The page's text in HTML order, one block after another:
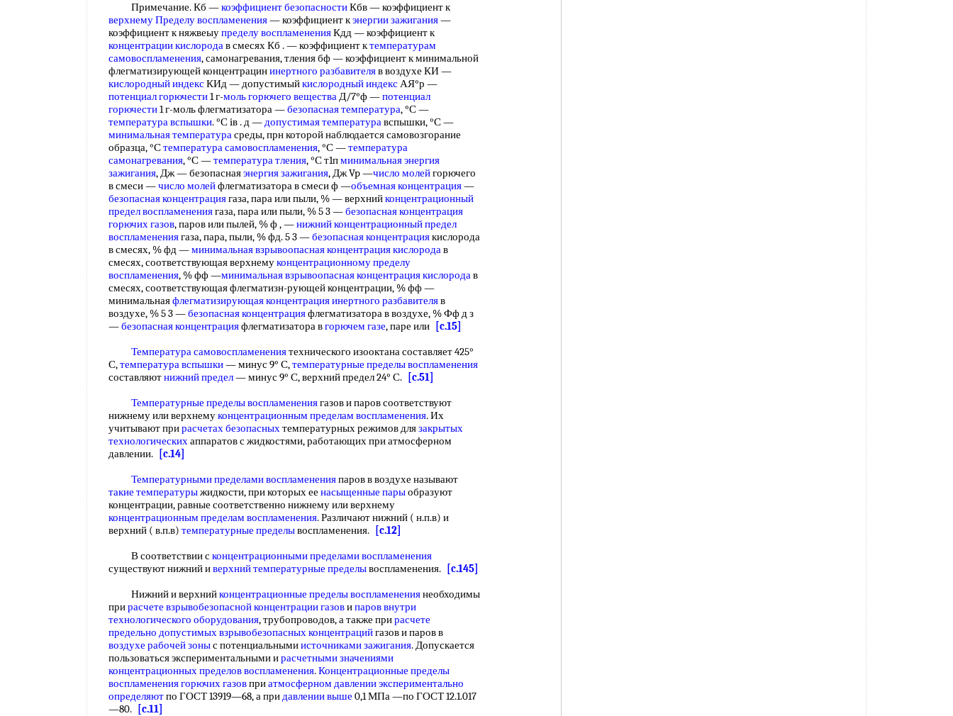
Примечание. Кб —коэффициент безопасностиКбв — коэффициент к
верхнему Пределу воспламенения— коэффициент кэнергии зажигания—
коэффициент к няжвеыупределу воспламененияКдд — коэффициент к
концентрации кислородав смесях Кб . — коэффициент ктемпературам
самовоспламенения, самонагревания, тления бф — коэффициент к минимальной
флегматизирующей концентрацининертного разбавителяв воздухе КИ —
кислородный индексКИд — допустимыйкислородный индексАЯ°р —
потенциал горючести1 г-моль горючего веществаД/7°ф —потенциал
горючести1 г-моль флегматизатора —безопасная температура, °С —
температура вспышки. °С iв . д —допустимая температуравспышки, °С —
минимальная температурасреды, прн которой наблюдается самовозгорание
образца, °Стемпература самовоспламенения, °С —температура
самонагревания, °С —температура тления, °С т1пминимальная энергия
зажигания, Дж — безопаснаяэнергия зажигания, Дж Vp —число молейгорючего
в смеси —число молейфлегматизатора в смеси ф —объемная концентрация—
безопасная концентрациягаза, пара или пыли, % — верхнийконцентрационный
предел воспламенениягаза, пара или пыли, % 5 3 —безопасная концентрация
горючих газов, паров или пылей, % ф , —нижний концентрационный предел
воспламенениягаза, пара, пыли, % фд. 5 3 —безопасная концентрациякислорода
в смесях, % фд —минимальная взрывоопаснаяконцентрация кислородав
смесях, соответствующая верхнемуконцентрационному пределу
воспламенения, % фф —минимальная взрывоопаснаяконцентрация кислородав
смесях, соответствующая флегматизн-рующей концентрации, % фф —
минимальнаяфлегматизирующая концентрацияинертного разбавителяв
воздухе, % 5 3 —безопасная концентрацияфлегматизатора в воздухе, % Фф д з
—безопасная концентрацияфлегматизатора вгорючем газе, паре или
[c.15]
Температура самовоспламенениятехнического изооктана составляет 425°
С,температура вспышки— минус 9° С,температурные пределы воспламенения
составляютнижний предел— минус 9° С, верхний предел 24° С.
[c.51]
Температурные пределы воспламенениягазов и паров соответствуют
нижнему или верхнемуконцентрационным пределам воспламенения. Их
учитывают прирасчетах безопасныхтемпературных режимов длязакрытых
технологическихаппаратов с жидкостями, работающих при атмосферном
давлении.
[c.14]
Температурными пределами воспламененияпаров в воздухе называют
такие температурыжидкости, при которых ее насыщенные парыобразуют
концентрации, равные соответственно нижнему или верхнему
концентрационным пределам воспламенения. Различают нижний ( н.п.в) и
верхний ( в.п.в) температурные пределывоспламенения.
[c.12]
В соответствии сконцентрационными пределами воспламенения
существуют нижний иверхний температурные пределывоспламенения.
[c.145]
Нижний и верхнийконцентрационные пределы воспламенениянеобходимы
прирасчете взрывобезопаснойконцентрации газовипаров внутри
технологического оборудования, трубопроводов, а также прирасчете
предельно допустимыхвзрывобезопасных концентрацийгазов и паров в
воздухе рабочей зоныс потенциальнымиисточниками зажигания. Допускается
пользоваться экспериментальными ирасчетными значениями
концентрационных пределов воспламенения.Концентрационные пределы
воспламенениягорючих газовприатмосферном давленииэкспериментально
определяютпо ГОСТ 13919—68, а придавлении выше 0,1 МПа —по ГОСТ 12.1.017
—80.
[c.11]